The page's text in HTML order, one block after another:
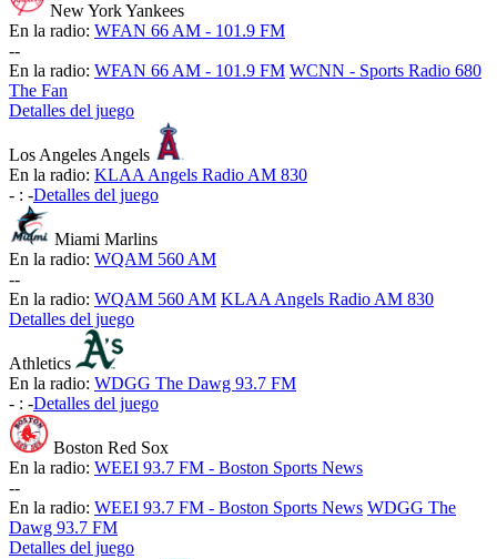
New York Yankees
En la radio: WFAN 66 AM - 101.9 FM
--
En la radio: WFAN 66 AM - 101.9 FM WCNN - Sports Radio 680
The Fan
Detalles del juego
Los Angeles Angels
En la radio: KLAA Angels Radio AM 830
- : -Detalles del juego
Miami Marlins
En la radio: WQAM 560 AM
--
En la radio: WQAM 560 AM KLAA Angels Radio AM 830
Detalles del juego
Athletics
En la radio: WDGG The Dawg 93.7 FM
- : -Detalles del juego
Boston Red Sox
En la radio: WEEI 93.7 FM - Boston Sports News
--
En la radio: WEEI 93.7 FM - Boston Sports News WDGG The
Dawg 93.7 FM
Detalles del juego